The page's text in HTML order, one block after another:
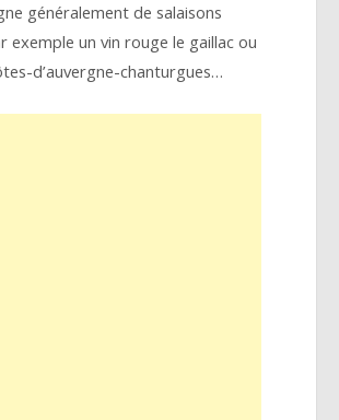
généralement de salaisons
exemple un vin rouge le gaillac ou
d’auvergne-chanturgues…